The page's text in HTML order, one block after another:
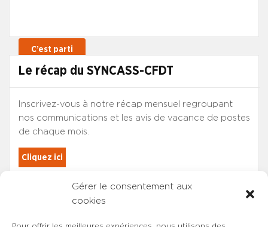
Gérer le consentement aux
cookies
Le récap du SYNCASS-CFDT
Inscrivez-vous à notre récap mensuel regroupant
nos communications et les avis de vacance de postes
de chaque mois.
Cliquez ici
Les adhérents du SYNCASS-CFDT
sont automatiquement inscrits.